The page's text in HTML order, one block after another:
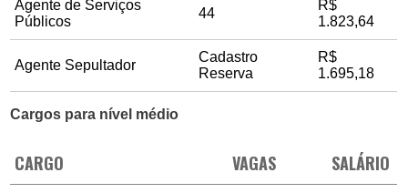
Agente de Serviços
Públicos
44
R$
1.823,64
Agente Sepultador
Cadastro
Reserva
R$
1.695,18
Cargos para nível médio
CARGO VAGAS SALÁRIO